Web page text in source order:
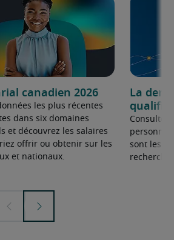
canadien 2026
les plus récentes
dans six domaines
et découvrez les salaires
offrir ou obtenir sur les
et nationaux.
La
qualifié
Consultez
personnel
sont les